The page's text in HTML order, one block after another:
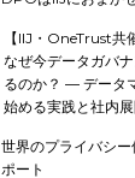
【IIJ・OneTrust共
なぜ今データガバ
るのか？ ― データ
始める実践と社内
世界のプライバシ
ポート